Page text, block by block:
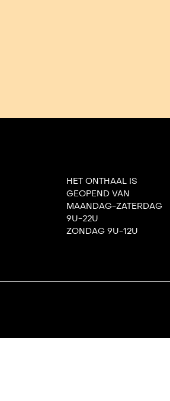
HET ONTHAAL IS
GEOPEND VAN
MAANDAG-ZATERDAG
9U-22U
ZONDAG 9U-12U